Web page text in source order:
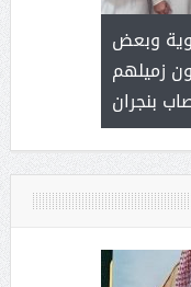
( محمد
وبعض
زميلهم
بنجران